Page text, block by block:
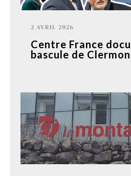
2 AVRIL 2026
Centre France
bascule de